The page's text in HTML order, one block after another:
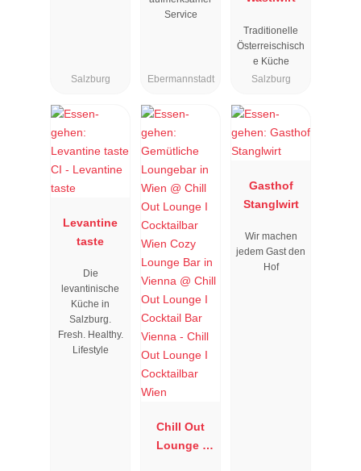
Salzburg
Service
Ebermannstadt
Traditionelle
Österreischisch
e Küche
Salzburg
Levantine
taste
Die
levantinische
Küche in
Salzburg.
Fresh. Healthy.
Lifestyle
Chill Out
Lounge I
Gasthof
Stanglwirt
Wir machen
jedem Gast den
Hof